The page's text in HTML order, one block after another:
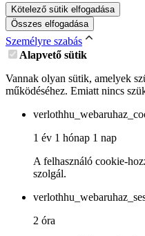
Kötelező sütik elfogadása
Összes elfogadása
Személyre szabás
Alapvető sütik
Vannak olyan sütik, amelyek
működéséhez. Emiatt nincs
1 év 1 hónap 1 nap
A felhasználó cookie-
szolgál.
2 óra